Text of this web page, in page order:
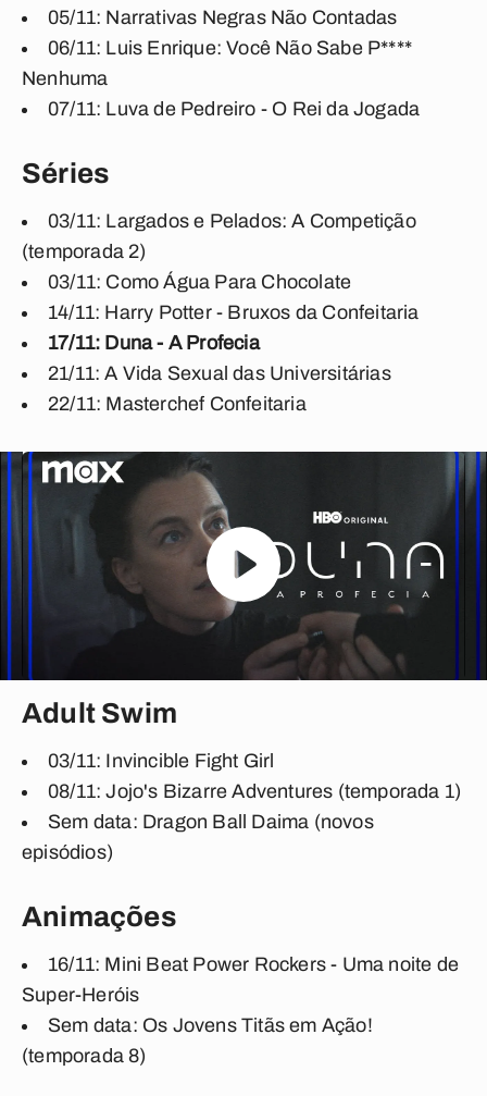
05/11: Narrativas Negras Não Contadas
06/11: Luis Enrique: Você Não Sabe P****
Nenhuma
07/11: Luva de Pedreiro - O Rei da Jogada
Séries
03/11: Largados e Pelados: A Competição
(temporada 2)
03/11: Como Água Para Chocolate
14/11: Harry Potter - Bruxos da Confeitaria
17/11: Duna - A Profecia
21/11: A Vida Sexual das Universitárias
22/11: Masterchef Confeitaria
Adult Swim
03/11: Invincible Fight Girl
08/11: Jojo's Bizarre Adventures (temporada 1)
Sem data: Dragon Ball Daima (novos
episódios)
Animações
16/11: Mini Beat Power Rockers - Uma noite de
Super-Heróis
Sem data: Os Jovens Titãs em Ação!
(temporada 8)